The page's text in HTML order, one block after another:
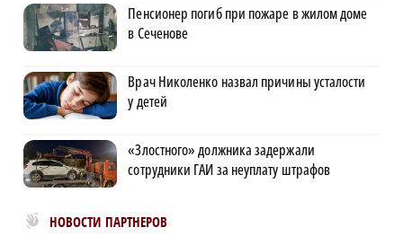
Пенсионер погиб при пожаре в жилом доме
в Сеченове
Врач Николенко назвал причины усталости
у детей
«Злостного» должника задержали
сотрудники ГАИ за неуплату штрафов
НОВОСТИ ПАРТНЕРОВ
Новости МирТесен